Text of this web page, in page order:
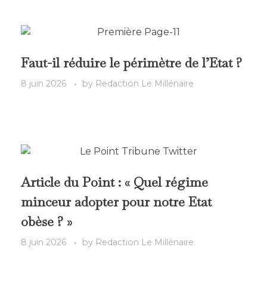
Faut-il réduire le périmètre de l’Etat ?
8 juin 2026 by Redaction Le Millénaire
Article du Point : « Quel régime
minceur adopter pour notre Etat
obèse ? »
8 juin 2026 by Redaction Le Millénaire